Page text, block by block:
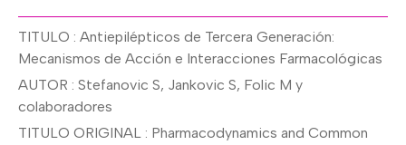
TITULO : Antiepilépticos de Tercera Generación:
Mecanismos de Acción e Interacciones Farmacológicas
AUTOR : Stefanovic S, Jankovic S, Folic M y
colaboradores
TITULO ORIGINAL : Pharmacodynamics and Common